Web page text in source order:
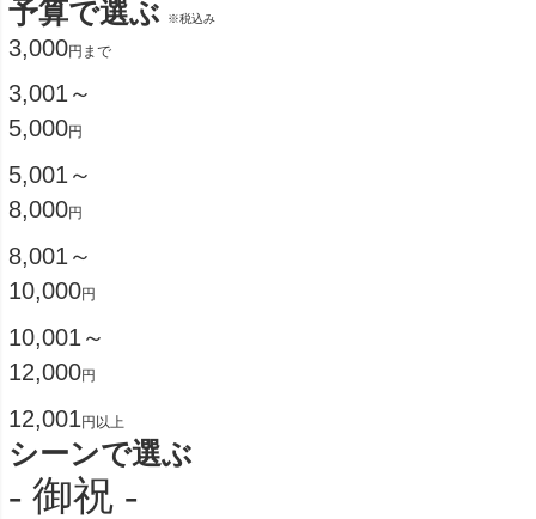
予算で選ぶ ※税込み
3,000円まで
3,001～
5,000円
5,001～
8,000円
8,001～
10,000円
10,001～
12,000円
12,001円以上
シーンで選ぶ
- 御祝 -